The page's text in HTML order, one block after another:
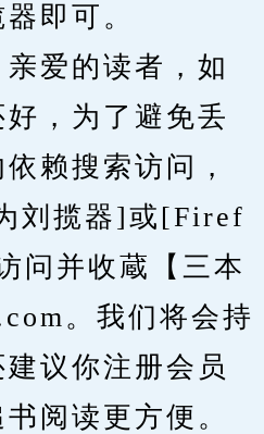
即可。
爱的读者，如
，为了避免丢
赖搜索访问，
刘揽器]或[Firef
问并收蔵【三本
。我们将会持
议你注册会员
阅读更方便。